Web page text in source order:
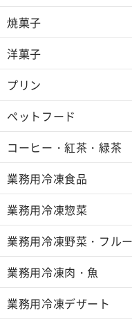
焼菓子
洋菓子
プリン
ペットフード
コーヒー・紅茶・緑茶
業務用冷凍食品
業務用冷凍惣菜
業務用冷凍野菜・フル
業務用冷凍肉・魚
業務用冷凍デザート